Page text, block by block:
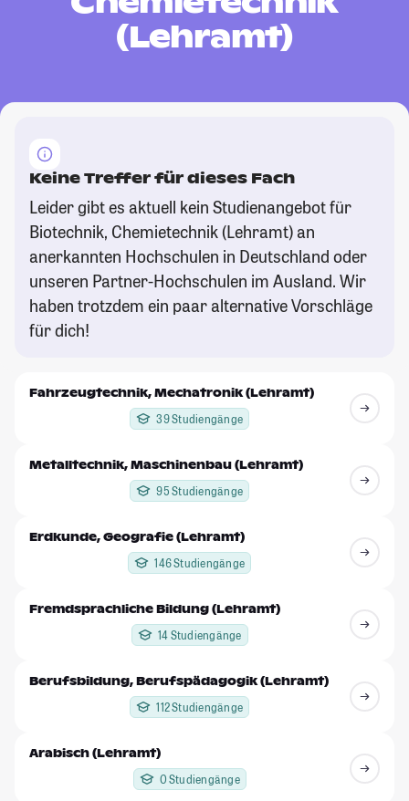
(Lehramt)
Keine Treffer für dieses Fach
Leider gibt es aktuell kein Studienangebot für
Biotechnik, Chemietechnik (Lehramt) an
anerkannten Hochschulen in Deutschland oder
unseren Partner-Hochschulen im Ausland. Wir
haben trotzdem ein paar alternative Vorschläge
für dich!
Fahrzeugtechnik, Mechatronik (Lehramt)
39 Studiengänge
Metalltechnik, Maschinenbau (Lehramt)
95 Studiengänge
Erdkunde, Geografie (Lehramt)
146 Studiengänge
Fremdsprachliche Bildung (Lehramt)
14 Studiengänge
Berufsbildung, Berufspädagogik (Lehramt)
112 Studiengänge
Arabisch (Lehramt)
0 Studiengänge